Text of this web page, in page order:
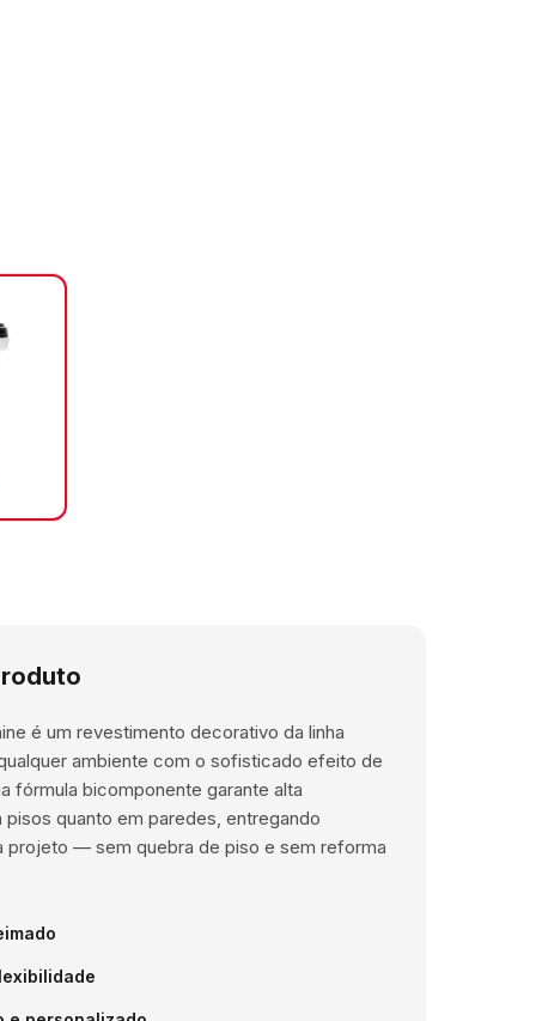
é um revestimento decorativo da linha
ambiente com o sofisticado efeito de
fórmula bicomponente garante alta
quanto em paredes, entregando
projeto — sem quebra de piso e sem reforma